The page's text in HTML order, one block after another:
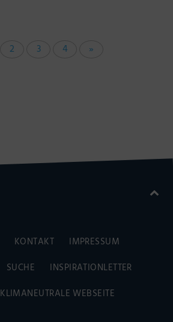
2 3 4 »
KONTAKT
IMPRESSUM
SUCHE
INSPIRATIONLETTER
KLIMANEUTRALE WEBSEITE